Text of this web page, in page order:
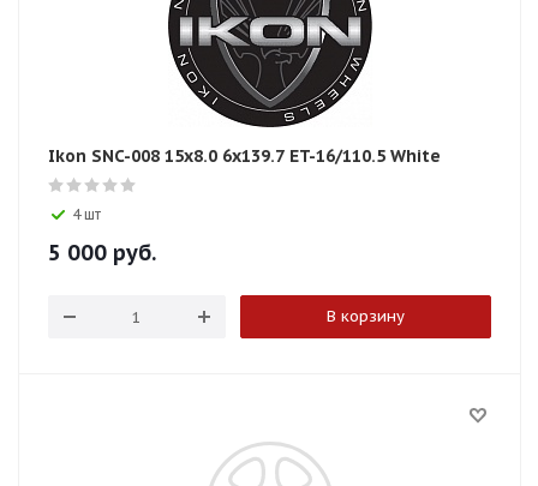
Ikon SNC-008 15x8.0 6x139.7 ET-16/110.5 White
4 шт
5 000 руб.
В корзину